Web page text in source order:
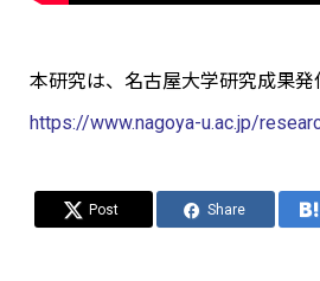
本研究は、名古屋大学研究成果発
https://www.nagoya-u.ac.jp/
Post Share